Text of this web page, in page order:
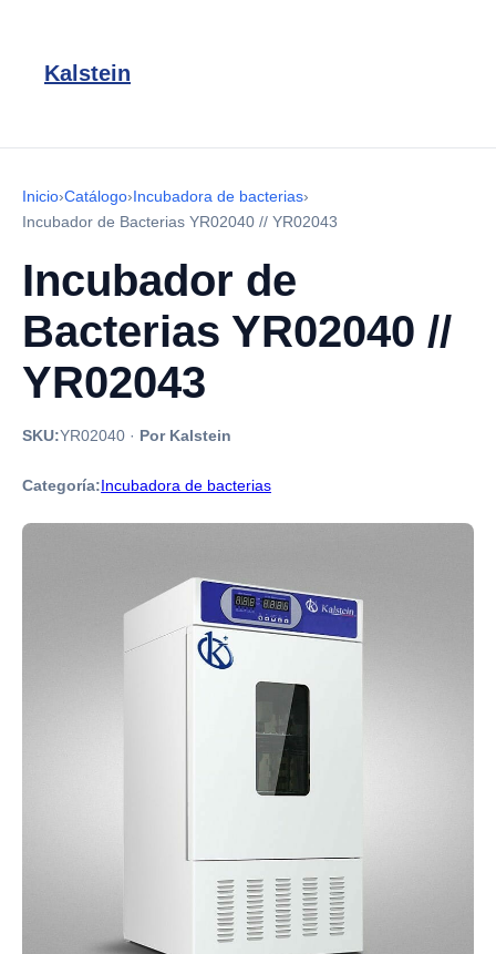
Kalstein
Inicio›Catálogo›Incubadora de bacterias›
Incubador de Bacterias YR02040 // YR02043
Incubador de
Bacterias YR02040 //
YR02043
SKU:YR02040 · Por Kalstein
Categoría:Incubadora de bacterias